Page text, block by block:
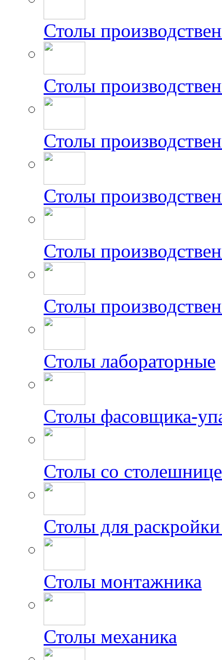
Столы
Столы
Столы
Столы
Столы
Столы
Столы лабораторные
Столы фасовщика-
Столы со
Столы для раскройки
Столы монтажника
Столы механика